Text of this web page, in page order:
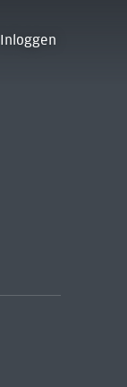
Inloggen